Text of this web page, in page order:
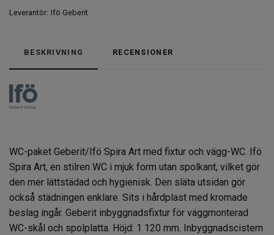
Leverantör: Ifö Geberit
BESKRIVNING RECENSIONER
WC-paket Geberit/Ifö Spira Art med fixtur och vägg-WC. Ifö
Spira Art, en stilren WC i mjuk form utan spolkant, vilket gör
den mer lättstädad och hygienisk. Den släta utsidan gör
också städningen enklare. Sits i hårdplast med kromade
beslag ingår. Geberit inbyggnadsfixtur för väggmonterad
WC-skål och spolplatta. Höjd: 1 120 mm. Inbyggnadscistern